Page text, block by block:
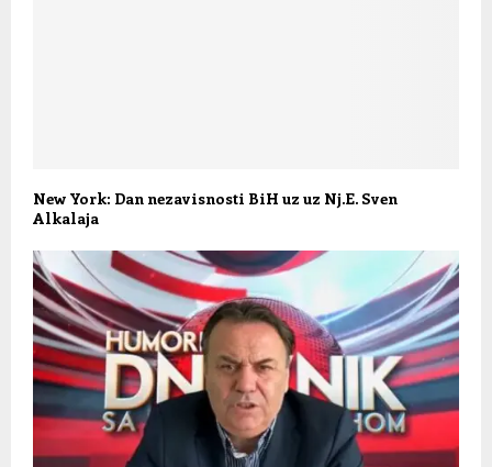
New York: Dan nezavisnosti BiH uz uz Nj.E. Sven
Alkalaja